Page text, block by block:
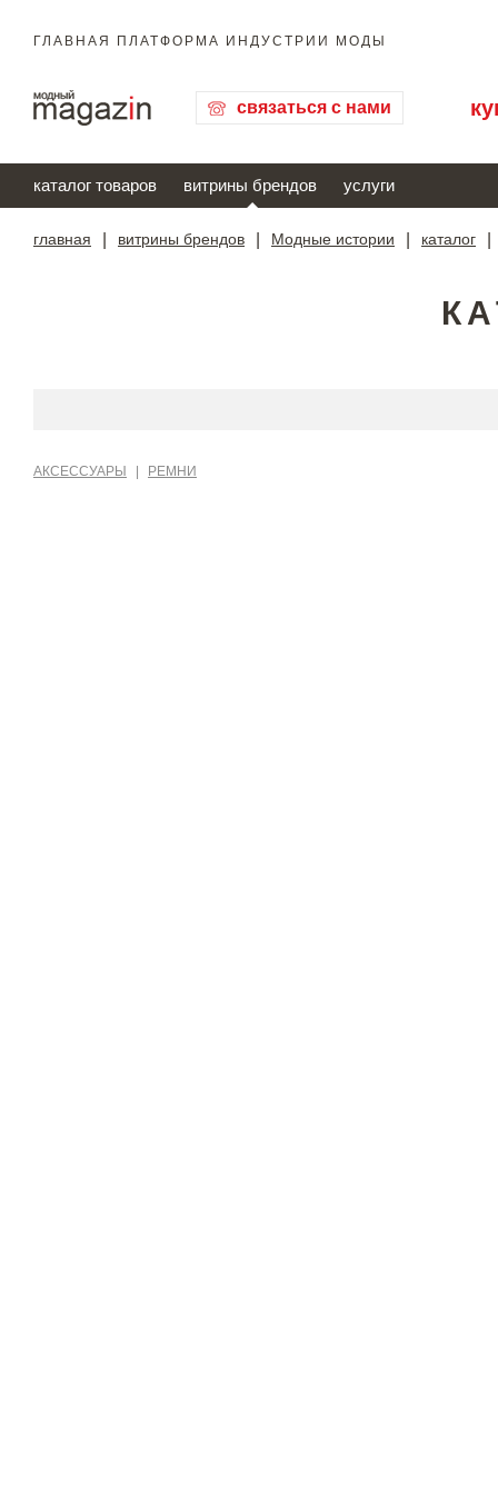
ГЛАВНАЯ ПЛАТФОРМА ИНДУСТРИИ МОДЫ
связаться с нами
каталог товаров витрины брендов услуги
главная витрины брендов Модные истории каталог
АКСЕССУАРЫ РЕМНИ